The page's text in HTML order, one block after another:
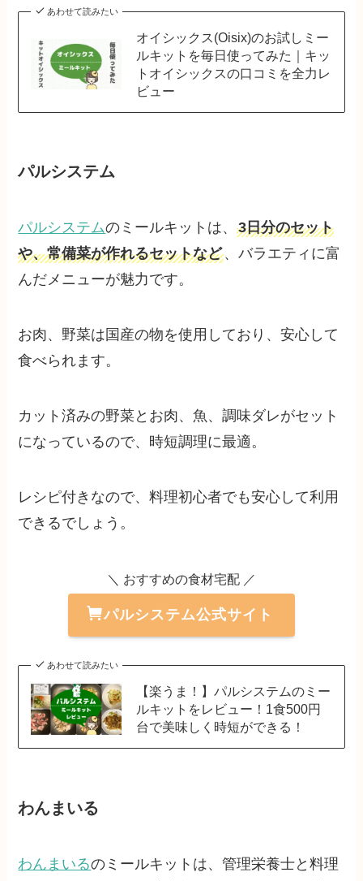
あわせて読みたい
オイシックス(Oisix)のお試しミー
ルキットを毎日使ってみた｜キッ
トオイシックスの口コミを全力レ
ビュー
パルシステム
パルシステムのミールキットは、3日分のセット
や、常備菜が作れるセットなど、バラエティに富
んだメニューが魅力です。
お肉、野菜は国産の物を使用しており、安心して
食べられます。
カット済みの野菜とお肉、魚、調味ダレがセット
になっているので、時短調理に最適。
レシピ付きなので、料理初心者でも安心して利用
できるでしょう。
＼ おすすめの食材宅配 ／
パルシステム公式サイト
あわせて読みたい
【楽うま！】パルシステムのミー
ルキットをレビュー！1食500円
台で美味しく時短ができる！
わんまいる
わんまいるのミールキットは、管理栄養士と料理